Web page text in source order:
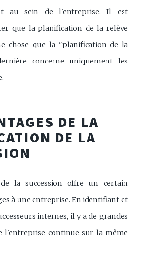
au sein de l'entreprise. Il est
que la planification de la relève
chose que la "planification de la
concerne uniquement les
DE LA
DE LA
la succession offre un certain
à une entreprise. En identifiant et
internes, il y a de grandes
l'entreprise continue sur la même